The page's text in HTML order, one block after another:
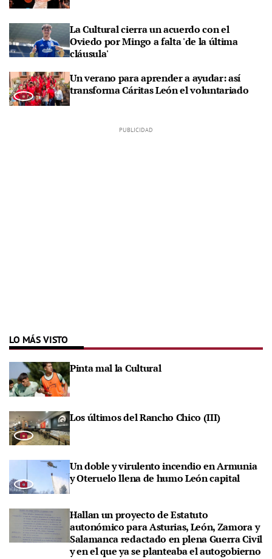
La Cultural cierra un acuerdo con el
Oviedo por Mingo a falta 'de la última
cláusula'
Un verano para aprender a ayudar: así
transforma Cáritas León el voluntariado
LO MÁS VISTO
Pinta mal la Cultural
Los últimos del Rancho Chico (III)
Un doble y virulento incendio en Armunia
y Oteruelo llena de humo León capital
Hallan un proyecto de Estatuto
autonómico para Asturias, León, Zamora y
Salamanca redactado en plena Guerra Civil
y en el que ya se planteaba el autogobierno